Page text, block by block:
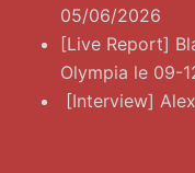
05/06/2026
[Live Report]
Olympia le 09-
[Interview]